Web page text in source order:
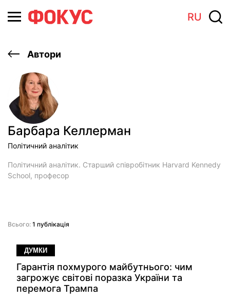
RU
Автори
Барбара Келлерман
Політичний аналітик
Політичний аналітик. Старший співробітник Harvard Kennedy
School, професор
Всього: 1 публікація
ДУМКИ
Гарантія похмурого майбутнього: чим
загрожує світові поразка України та
перемога Трампа